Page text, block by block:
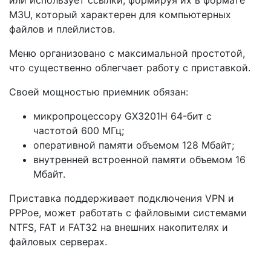
M3U, который характерен для компьютерных
файлов и плейлистов.
Меню организовано с максимальной простотой,
что существенно облегчает работу с приставкой.
Своей мощностью приемник обязан:
микропроцессору GX3201H 64-бит с
частотой 600 МГц;
оперативной памяти объемом 128 Мбайт;
внутренней встроенной памяти объемом 16
Мбайт.
Приставка поддерживает подключения VPN и
PPPoe, может работать с файловыми системами
NTFS, FAT и FAT32 на внешних накопителях и
файловых серверах.